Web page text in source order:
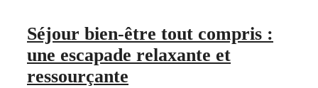
Séjour bien-être tout compris :
une escapade relaxante et
ressourçante